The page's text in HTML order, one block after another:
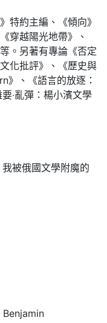
特約主編、《傾向》
穿越陽光地帶》、
。另著有專論《否定
化批評》、《歷史與
、《語言的放逐：
‧亂彈：楊小濱文學
被俄國文學附魔的
Benjamin